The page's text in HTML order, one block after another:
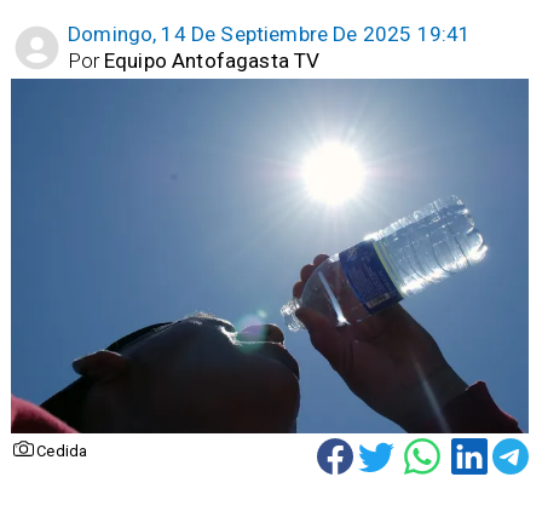
Domingo, 14 De Septiembre De 2025 19:41
Equipo Antofagasta TV
Por
Cedida